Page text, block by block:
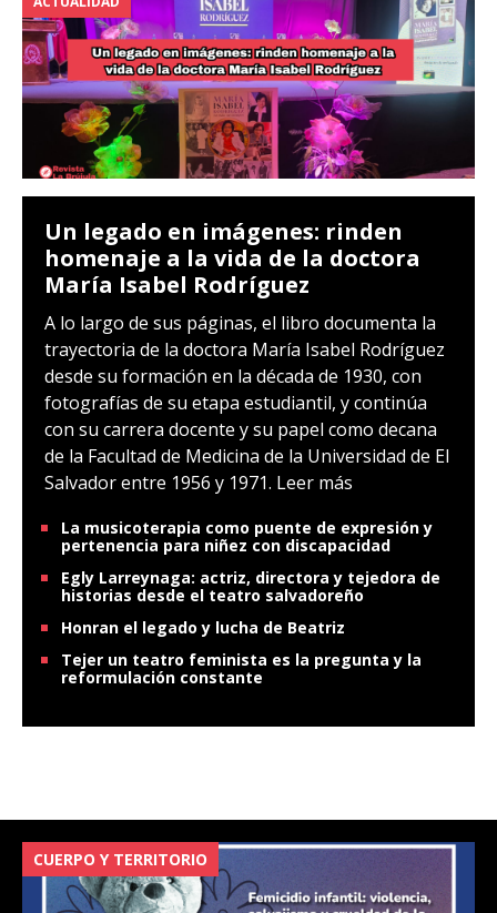
Un legado en imágenes: rinden
homenaje a la vida de la doctora
María Isabel Rodríguez
A lo largo de sus páginas, el libro documenta la
trayectoria de la doctora María Isabel Rodríguez
desde su formación en la década de 1930, con
fotografías de su etapa estudiantil, y continúa
con su carrera docente y su papel como decana
de la Facultad de Medicina de la Universidad de El
Salvador entre 1956 y 1971. Leer más
La musicoterapia como puente de expresión y
pertenencia para niñez con discapacidad
Egly Larreynaga: actriz, directora y tejedora de
historias desde el teatro salvadoreño
Honran el legado y lucha de Beatriz
Tejer un teatro feminista es la pregunta y la
reformulación constante
CUERPO Y TERRITORIO